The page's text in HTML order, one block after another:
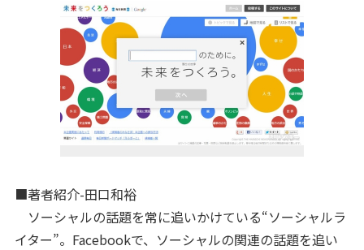
■著者紹介-田口和裕
ソーシャルの話題を常に追いかけている“ソーシャルラ
イター”。Facebookで、ソーシャルの関連の話題を追い